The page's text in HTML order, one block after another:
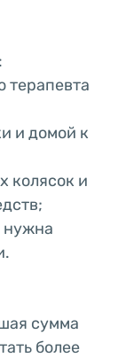
терапевта
и домой к
колясок и
нужна
сумма
более